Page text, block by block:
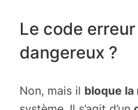
Le code
dangereux ?
Non, mais il bloque la